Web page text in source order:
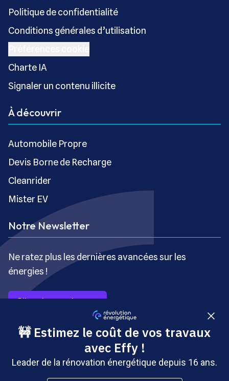
Politique de confidentialité
Conditions générales d’utilisation
Charte IA
Signaler un contenu illicite
À découvrir
Automobile Propre
Devis Borne de Recharge
Cleanrider
Mister EV
Notre Newsletter
Ne ratez plus les dernières avancées sur les
énergies !
S’inscrire gratuitement
Copyright © Révolution Énergétique - Tous droits réservés
- Site édité par Saabre SAS, une société du groupe
Brakson